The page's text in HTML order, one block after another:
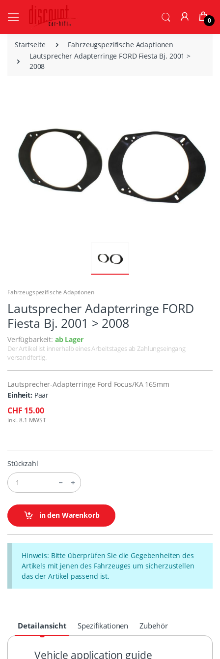
0
Startseite
Fahrzeugspezifische Adaptionen
Lautsprecher Adapterringe FORD Fiesta Bj. 2001 >
2008
Fahrzeugspezifische Adaptionen
Lautsprecher Adapterringe FORD
Fiesta Bj. 2001 > 2008
Verfügbarkeit: ab Lager
Der Artikel ist innerhalb eines Arbeitstages ab Zahlungseingang
versandfertig.
Lautsprecher-Adapterringe Ford Focus/KA 165mm
Einheit: Paar
CHF 15.00
inkl. 8.1 MWST
Stückzahl
in den Warenkorb
Hinweis: Bitte überprüfen Sie die Gegebenheiten des
Artikels mit jenen des Fahrzeuges um sicherzustellen
das der Artikel passend ist.
Detailansicht Spezifikationen Zubehör
Vehicle application guide